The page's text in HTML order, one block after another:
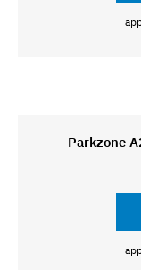
Parkzone